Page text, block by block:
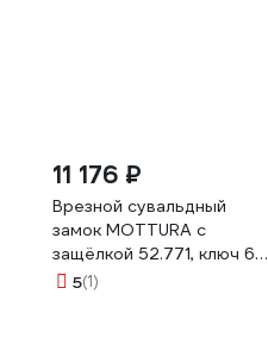
11 176 ₽
Врезной сувальдный
замок MOTTURA с
защёлкой 52.771, ключ 60
мм, без накладок 29607
5(1)